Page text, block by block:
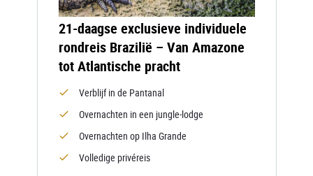
21-daagse exclusieve individuele
rondreis Brazilië – Van Amazone
tot Atlantische pracht
Verblijf in de Pantanal
Overnachten in een jungle-lodge
Overnachten op Ilha Grande
Volledige privéreis